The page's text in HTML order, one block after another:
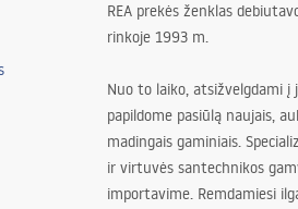
REA prekės ženklas
rinkoje 1993 m.
Nuo to laiko, atsižvelgdami į
papildome pasiūlą naujais,
madingais gaminiais.
ir virtuvės santechnikos
importavime. Remdamiesi